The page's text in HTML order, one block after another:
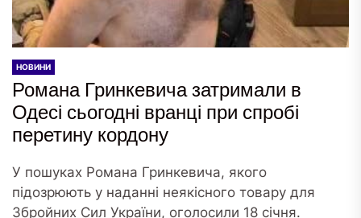
НОВИНИ
Романа Гринкевича затримали в
Одесі сьогодні вранці при спробі
перетину кордону
У пошуках Романа Гринкевича, якого
підозрюють у наданні неякісного товару для
Збройних Сил України, оголосили 18 січня.